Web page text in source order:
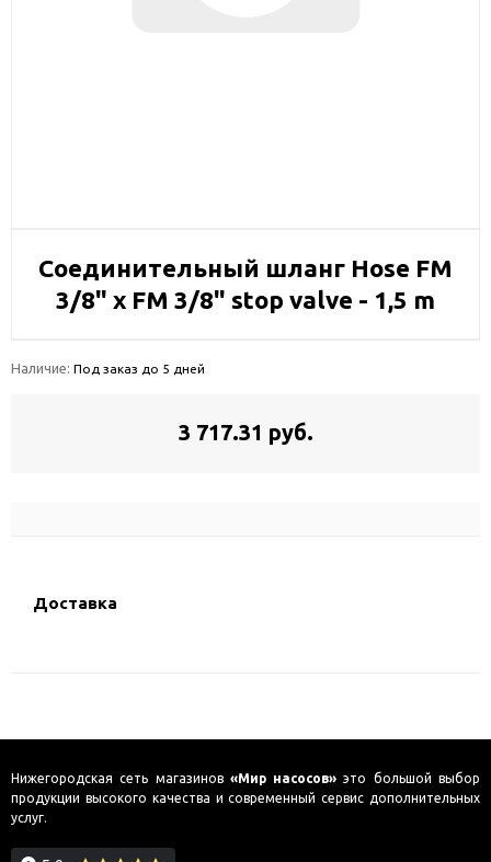
Соединительный шланг Hose FM
3/8" x FM 3/8" stop valve - 1,5 m
Наличие: Под заказ до 5 дней
3 717.31 руб.
Доставка
Нижегородская сеть магазинов «Мир насосов» это большой выбор
продукции высокого качества и современный сервис дополнительных
услуг.